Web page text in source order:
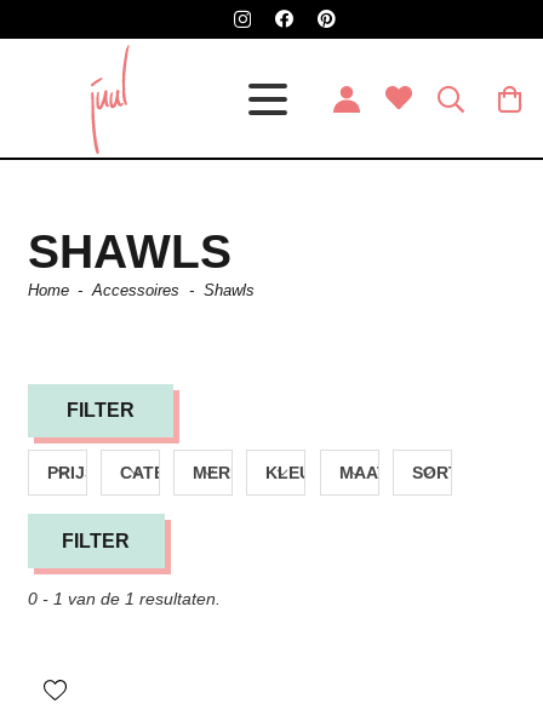
SHAWLS
Home - Accessoires - Shawls
FILTER
PRIJS CATEGORIE
MERK KLEUR MAAT SORTEREN
FILTER
0 - 1 van de 1 resultaten.